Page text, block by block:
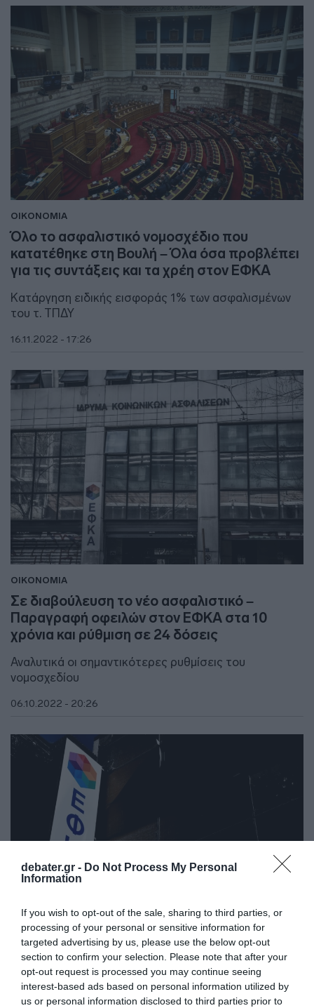
debater.gr - Do Not Process My Personal
Information
If you wish to opt-out of the sale, sharing to third parties, or
processing of your personal or sensitive information for
targeted advertising by us, please use the below opt-out
section to confirm your selection. Please note that after your
opt-out request is processed you may continue seeing
interest-based ads based on personal information utilized by
us or personal information disclosed to third parties prior to
ΟΙΚΟΝΟΜΙΑ
Όλο το ασφαλιστικό νομοσχέδιο που
κατατέθηκε στη Βουλή – Όλα όσα προβλέπει
για τις συντάξεις και τα χρέη στον ΕΦΚΑ
Κατάργηση ειδικής εισφοράς 1% των ασφαλισμένων
του τ. ΤΠΔΥ
16.11.2022 - 17:26
ΟΙΚΟΝΟΜΙΑ
Σε διαβούλευση το νέο ασφαλιστικό –
Παραγραφή οφειλών στον ΕΦΚΑ στα 10
χρόνια και ρύθμιση σε 24 δόσεις
Αναλυτικά οι σημαντικότερες ρυθμίσεις του
νομοσχεδίου
06.10.2022 - 20:26
ΟΙΚΟΝΟΜΙΑ
Η κυβέρνηση παρουσίασε τις “ρυθμίσεις
εξορθολογισμού του ασφαλιστικού
συστήματος”